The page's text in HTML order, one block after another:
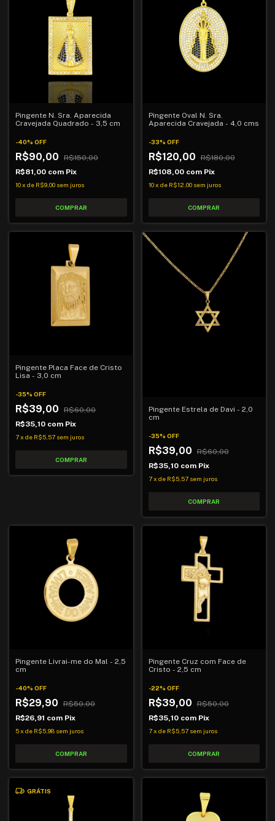
Pingente N. Sra. Aparecida
Cravejada Quadrado - 3,5 cm
-40% OFF
R$90,00
R$150,00
R$81,00 com Pix
10x de R$9,00 sem juros
Pingente Oval N. Sra.
Aparecida Cravejada - 4,0 cms
-33% OFF
R$120,00
R$180,00
R$108,00 com Pix
10 x de R$12,00 sem juros
Pingente Placa Face de Cristo
Lisa - 3,0 cm
-35% OFF
R$39,00
R$60,00
R$35,10 com Pix
7x de R$5,57 sem juros
Pingente Estrela de Davi - 2,0
cm
-35% OFF
R$39,00
R$60,00
R$35,10 com Pix
7 x de R$5,57 sem juros
Pingente Livrai-me do Mal - 2,5
cm
-40% OFF
R$29,90
R$50,00
R$26,91 com Pix
5x de R$5,98 sem juros
Pingente Cruz com Face de
Cristo - 2,5 cm
-22% OFF
R$39,00
R$50,00
R$35,10 com Pix
7 x de R$5,57 sem juros
GRÁTIS